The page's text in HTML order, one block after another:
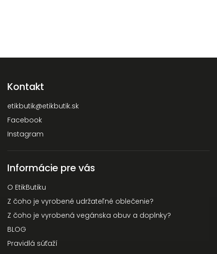
Kontakt
etikbutik@etikbutik.sk
Facebook
Instagram
Informácie pre vás
O EtikButiku
Z čoho je vyrobené udržateľné oblečenie?
Z čoho je vyrobená vegánska obuv a doplnky?
BLOG
Pravidlá súťaží